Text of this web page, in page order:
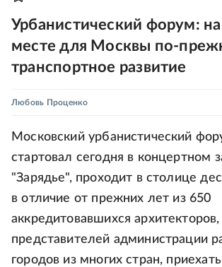
Урбанистический форум:
месте для Москвы по-
транспортное развитие
Любовь Проценко
Московский урбанистический
стартовал сегодня в концертном
"Зарядье", проходит в столице
в отличие от прежних лет из 650
аккредитовавшихся
представителей администрации
городов из многих стран,